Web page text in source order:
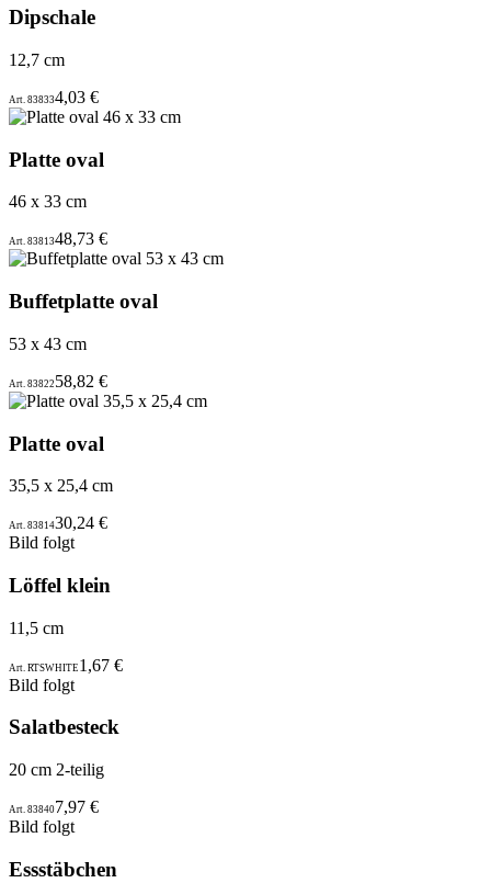
Dipschale
12,7 cm
Art. 838334,03 €
Platte oval
46 x 33 cm
Art. 8381348,73 €
Buffetplatte oval
53 x 43 cm
Art. 83822 58,82 €
Platte oval
35,5 x 25,4 cm
Art. 8381430,24 €
Bild folgt
Löffel klein
11,5 cm
Art. RTSWHITE 1,67 €
Bild folgt
Salatbesteck
20 cm 2-teilig
Art. 838407,97 €
Bild folgt
Essstäbchen